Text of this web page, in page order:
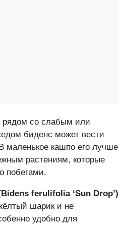
рядом со слабым или
биденс может вести
маленькое кашпо его лучше
растениям, которые
побегами.
ferulifolia ‘Sun Drop’)
шарик и не
удобно для